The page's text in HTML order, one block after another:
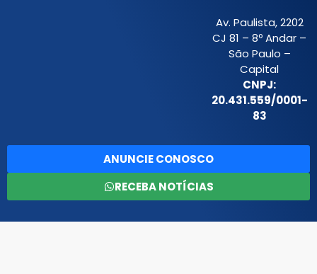
Av. Paulista, 2202
CJ 81 – 8º Andar –
São Paulo –
Capital
CNPJ:
20.431.559/0001-
83
ANUNCIE CONOSCO
RECEBA NOTÍCIAS